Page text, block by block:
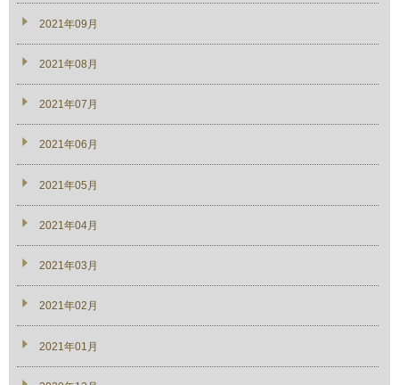
2021年09月
2021年08月
2021年07月
2021年06月
2021年05月
2021年04月
2021年03月
2021年02月
2021年01月